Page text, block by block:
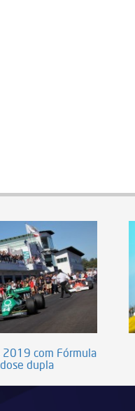
2019 com Fórmula
dupla